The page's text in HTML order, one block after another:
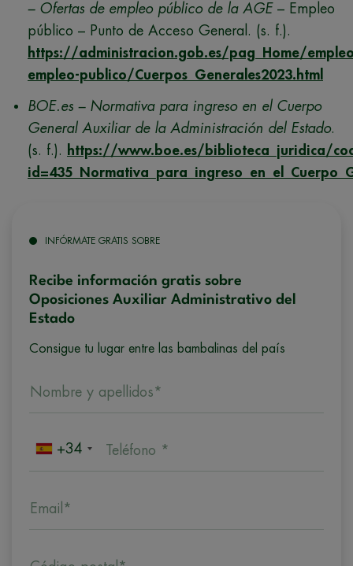
– Ofertas de empleo público de la AGE – Empleo
público – Punto de Acceso General. (s. f.).
https://administracion.gob.es/pag_Home/
empleo-publico/Cuerpos_Generales2023.html
BOE.es – Normativa para ingreso en el Cuerpo
General Auxiliar de la Administración del Estado
(s. f.).
https://www.boe.es/biblioteca_juridica/
INFÓRMATE GRATIS SOBRE
Recibe información gratis sobre
Oposiciones Auxiliar Administrativo del
Estado
Consigue tu lugar entre las bambalinas del país
Nombre y apellidos*
+34 Teléfono *
Email*